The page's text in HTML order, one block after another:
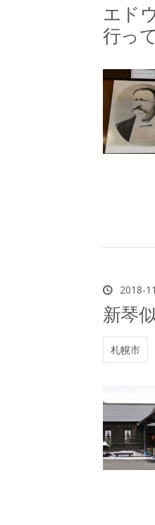
エド
行っ
2018-11
新琴
札幌市